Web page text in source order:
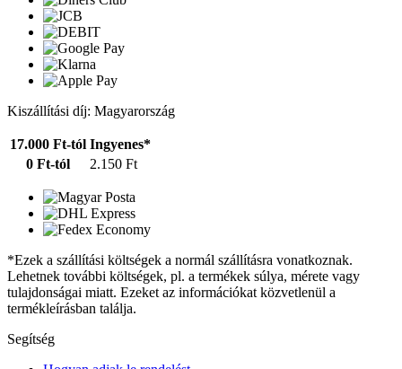
Kiszállítási díj: Magyarország
17.000 Ft-tól Ingyenes*
0 Ft-tól
2.150 Ft
*Ezek a szállítási költségek a normál szállításra vonatkoznak.
Lehetnek további költségek, pl. a termékek súlya, mérete vagy
tulajdonságai miatt. Ezeket az információkat közvetlenül a
termékleírásban találja.
Segítség